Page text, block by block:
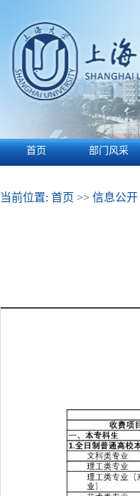
首页 部门风采
当前位置: 首页 >> 信息公开